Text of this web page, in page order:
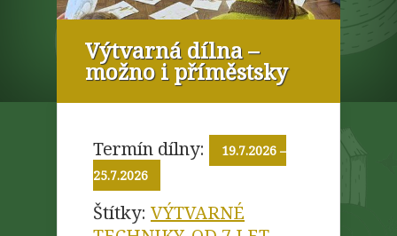
Výtvarná dílna –
možno i příměstsky
Termín dílny: 19.7.2026 –
25.7.2026
Štítky: VÝTVARNÉ